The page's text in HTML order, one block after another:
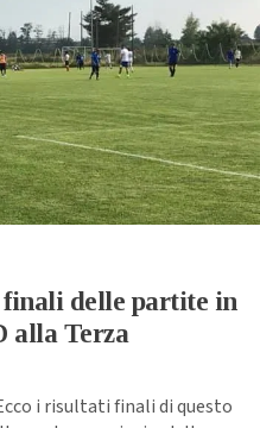
delle partite in
alla Terza
i risultati finali di questo